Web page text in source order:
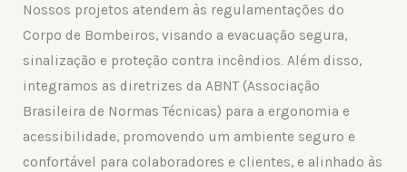
Nossos projetos atendem às regulamentações do
Corpo de Bombeiros, visando a evacuação segura,
sinalização e proteção contra incêndios. Além disso,
integramos as diretrizes da ABNT (Associação
Brasileira de Normas Técnicas) para a ergonomia e
acessibilidade, promovendo um ambiente seguro e
confortável para colaboradores e clientes, e alinhado às